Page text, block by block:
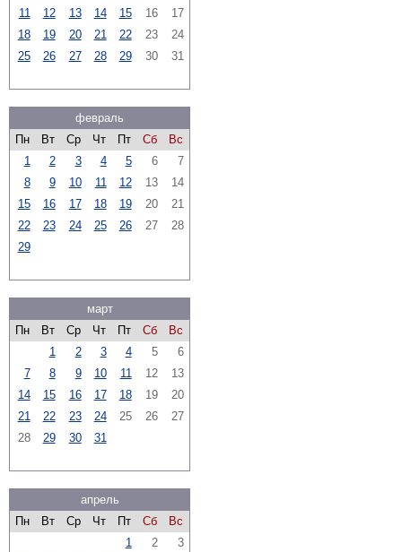
11
12 13 14 15 16
17
18
19 20 21 22 23
24
25
26 27 28 29 30 31
февраль
Пн
Вт Ср Чт Пт Сб
Вс
1
2 3 4 5 6
7
8
9 10 11 12 13
14
15
16 17 18 19 20
21
22
23 24 25 26 27
28
29
март
Пн
Вт Ср Чт Пт Сб
Вс
1
2 3 4 5
6
7
8 9 10 11 12
13
14
15 16 17 18 19
20
21
22 23 24 25 26
27
28
29 30 31
апрель
Пн
Вт Ср Чт Пт Сб
Вс
1
2
3